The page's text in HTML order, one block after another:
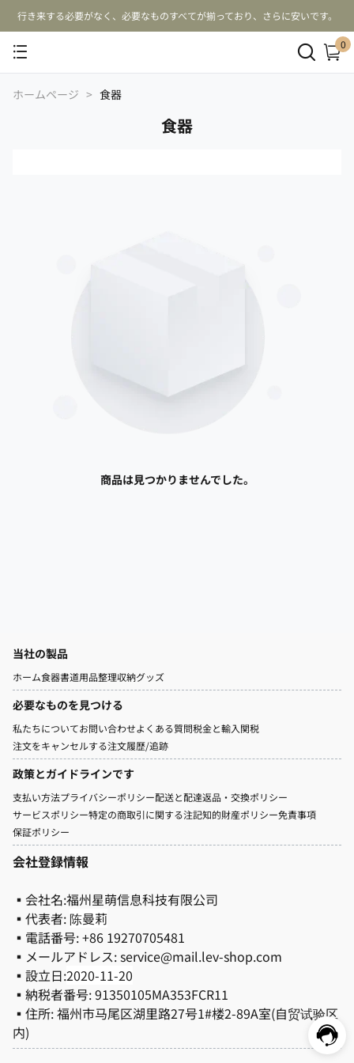
行き来する必要がなく、必要なものすべてが揃っており、さらに安いです。
0
ホームページ > 食器
食器
商品は見つかりませんでした。
当社の製品
ホーム食器書道用品整理収納グッズ
必要なものを見つける
私たちについてお問い合わせよくある質問税金と輸入関税
注文をキャンセルする注文履歷/追跡
政策とガイドラインです
支払い方法プライバシーポリシー配送と配達返品・交換ポリシー
サービスポリシー特定の商取引に関する注記知的財産ポリシー免責事項
保証ポリシー
会社登録情報
▪会社名:福州星萌信息科技有限公司
▪代表者:陈曼莉
▪電話番号: +86 19270705481
▪メールアドレス: service@mail.lev-shop.com
▪設立日:2020-11-20
▪納税者番号: 91350105MA353FCR11
▪住所: 福州市马尾区湖里路27号1#楼2-89A室(自贸试验区
内)